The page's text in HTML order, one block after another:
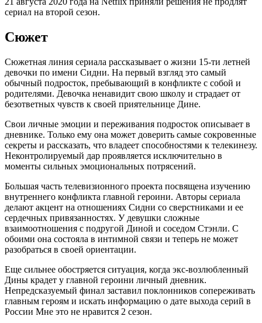
сериал на второй сезон.
Сюжет
Сюжетная линия сериала рассказывает о жизни 15-ти летней
девочки по имени Сидни. На первый взгляд это самый
обычный подросток, пребывающий в конфликте с собой и
родителями. Девочка ненавидит свою школу и страдает от
безответных чувств к своей приятельнице Дине.
Свои личные эмоции и переживания подросток описывает в
дневнике. Только ему она может доверить самые сокровенные
секреты и рассказать, что владеет способностями к телекинезу.
Неконтролируемый дар проявляется исключительно в
моменты сильных эмоциональных потрясений.
Большая часть телевизионного проекта посвящена изучению
внутреннего конфликта главной героини. Авторы сериала
делают акцент на отношениях Сидни со сверстниками и ее
сердечных привязанностях. У девушки сложные
взаимоотношения с подругой Диной и соседом Стэнли. С
обоими она состояла в интимной связи и теперь не может
разобраться в своей ориентации.
Еще сильнее обостряется ситуация, когда экс-возлюбленный
Дины крадет у главной героини личный дневник.
Непредсказуемый финал заставил поклонников сопереживать
главным героям и искать информацию о дате выхода серий в
России Мне это не нравится 2 сезон.